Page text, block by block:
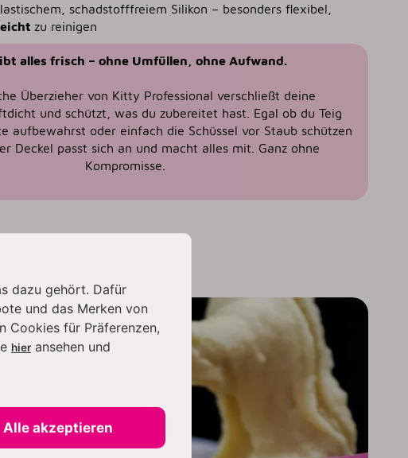
schadstofffreiem Silikon – besonders flexibel,
zu reinigen
alles frisch – ohne Umfüllen, ohne Aufwand.
Überzieher von Kitty Professional verschließt deine
und schützt, was du zubereitet hast. Egal ob du Teig
aufbewahrst oder einfach die Schüssel vor Staub schützen
Deckel passt sich an und macht alles mit. Ganz ohne
Kompromisse.
dazu gehört. Dafür
und das Merken von
Cookies für Präferenzen,
hier ansehen und
Alle akzeptieren